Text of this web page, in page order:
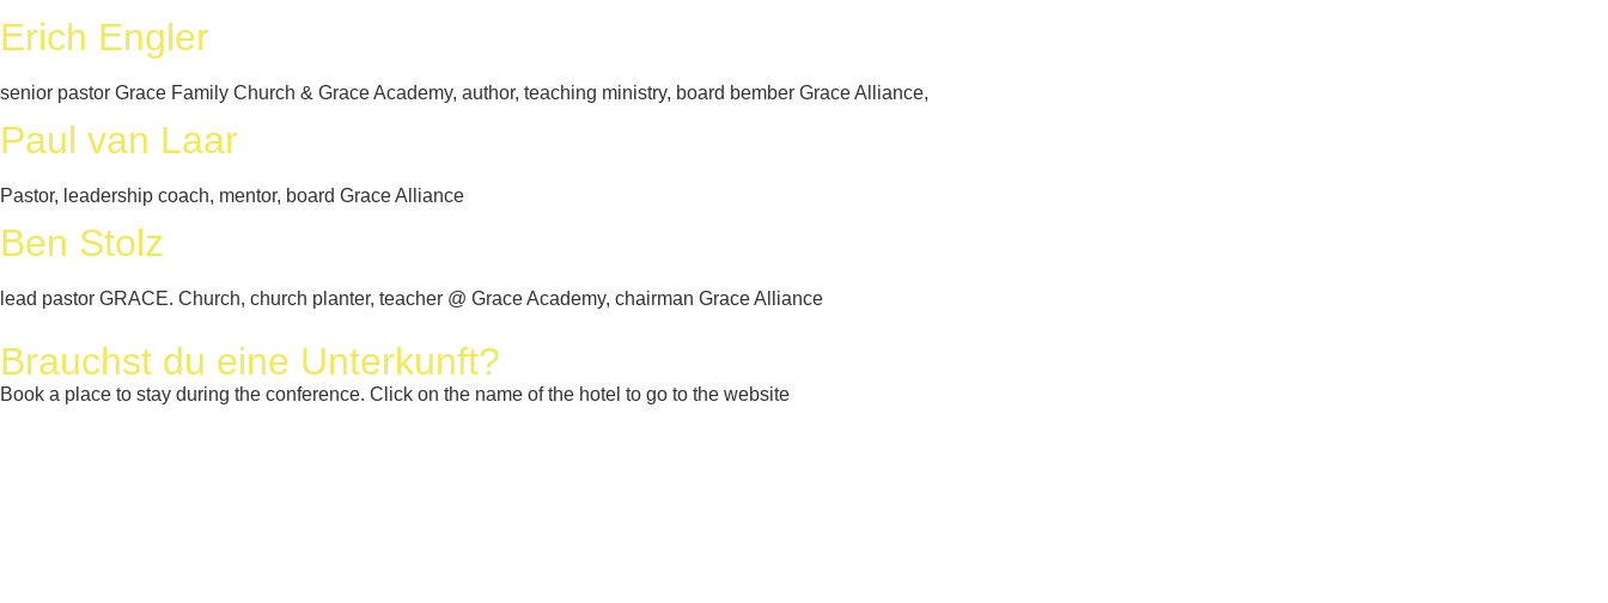
Erich Engler
senior pastor Grace Family Church & Grace Academy, author, teaching ministry, board bember Grace Alliance,
Paul van Laar
Pastor, leadership coach, mentor, board Grace Alliance
Ben Stolz
lead pastor GRACE. Church, church planter, teacher @ Grace Academy, chairman Grace Alliance
Brauchst du eine Unterkunft?
Book a place to stay during the conference. Click on the name of the hotel to go to the website